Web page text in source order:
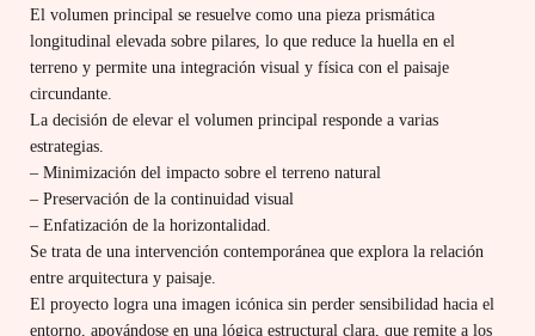
El volumen principal se resuelve como una pieza prismática
longitudinal elevada sobre pilares, lo que reduce la huella en el
terreno y permite una integración visual y física con el paisaje
circundante.
La decisión de elevar el volumen principal responde a varias
estrategias.
– Minimización del impacto sobre el terreno natural
– Preservación de la continuidad visual
– Enfatización de la horizontalidad.
Se trata de una intervención contemporánea que explora la relación
entre arquitectura y paisaje.
El proyecto logra una imagen icónica sin perder sensibilidad hacia el
entorno, apoyándose en una lógica estructural clara, que remite a los